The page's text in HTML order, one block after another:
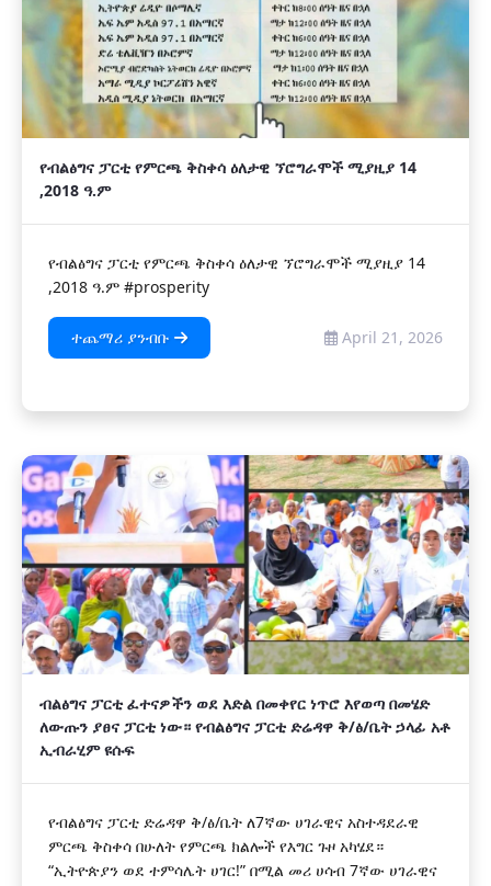
የብልፅግና ፓርቲ የምርጫ ቅስቀሳ ዕለታዊ ኘሮግራሞች ሚያዚያ 14
,2018 ዓ.ም
የብልፅግና ፓርቲ የምርጫ ቅስቀሳ ዕለታዊ ኘሮግራሞች ሚያዚያ 14
,2018 ዓ.ም #prosperity
ተጨማሪ ያንብቡ April 21, 2026
ብልፅግና ፓርቲ ፈተናዎችን ወደ እድል በመቀየር ነጥሮ እየወጣ በመሄድ
ለውጡን ያፀና ፓርቲ ነው። የብልፅግና ፓርቲ ድሬዳዋ ቅ/ፅ/ቤት ኃላፊ አቶ
ኢብራሂም ዩሱፍ
‎የብልፅግና ፓርቲ ድሬዳዋ ቅ/ፅ/ቤት ለ7ኛው ሀገራዊና አስተዳደራዊ
ምርጫ ቅስቀሳ በሁለት የምርጫ ክልሎች የእግር ጉዞ አካሄደ።
‎“ኢትዮጵያን ወደ ተምሳሌት ሀገር!” በሚል መሪ ሀሳብ 7ኛው ሀገራዊና